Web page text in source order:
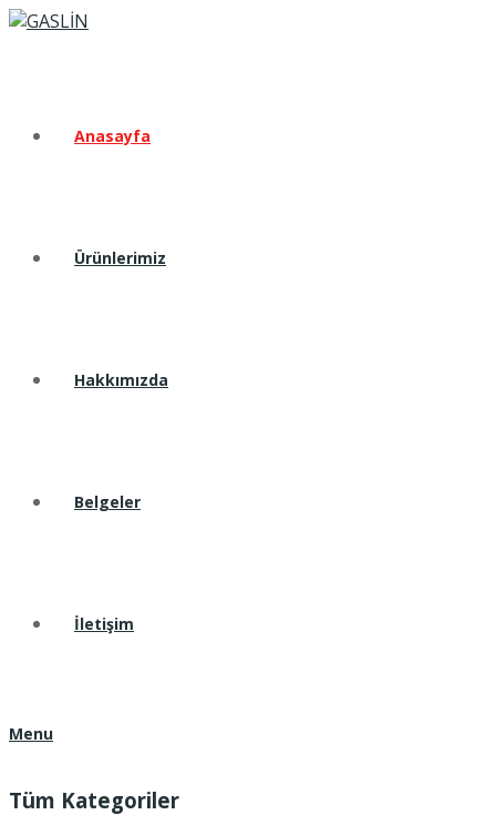
Anasayfa
Ürünlerimiz
Hakkımızda
Belgeler
İletişim
Menu
Tüm Kategoriler